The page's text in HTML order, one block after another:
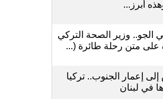
أبرز...
وزير الصحة التركي
متن رحلة طائرة (...
إعمار الجنوب.. تركيا
في لبنان